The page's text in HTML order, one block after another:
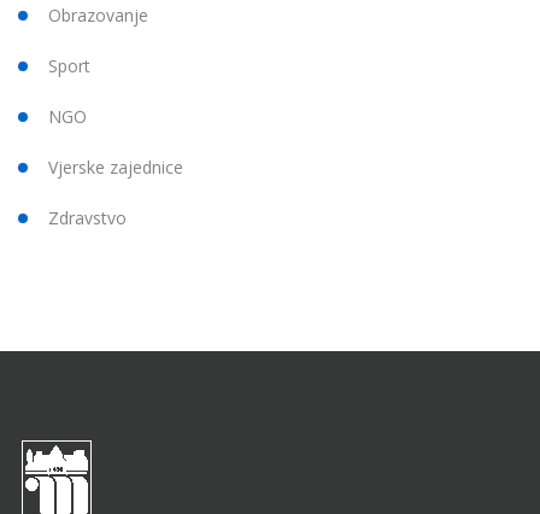
Obrazovanje
Sport
NGO
Vjerske zajednice
Zdravstvo